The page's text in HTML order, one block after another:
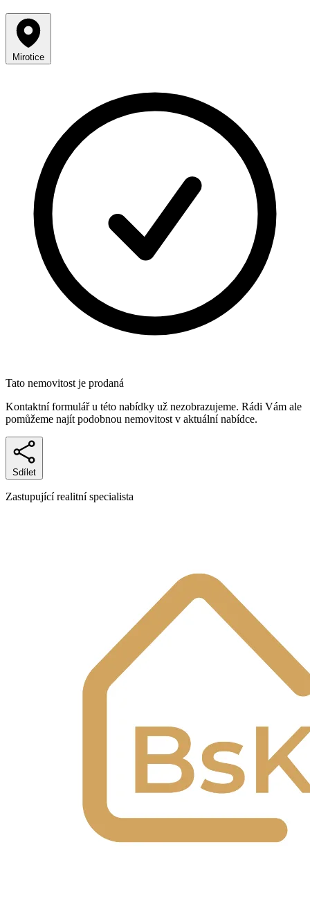
Mirotice
Tato nemovitost je prodaná
Kontaktní formulář u této nabídky už nezobrazujeme. Rádi Vám ale
pomůžeme najít podobnou nemovitost v aktuální nabídce.
Sdílet
Zastupující realitní specialista